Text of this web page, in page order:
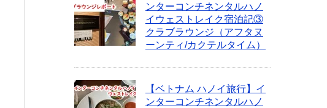
ンターコンチネンタルハノ
イウェストレイク宿泊記③
クラブラウンジ（アフタヌ
ーンティ/カクテルタイム）
【ベトナム ハノイ旅行】イ
ンターコンチネンタルハノ